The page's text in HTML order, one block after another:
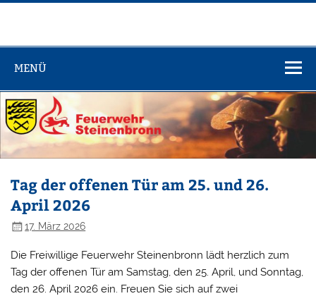
Zum
Steinenbronn
MENÜ
Tag der offenen Tür am 25. und 26.
April 2026
17. März 2026
Die Freiwillige Feuerwehr Steinenbronn lädt herzlich zum
Tag der offenen Tür am Samstag, den 25. April, und Sonntag,
den 26. April 2026 ein. Freuen Sie sich auf zwei